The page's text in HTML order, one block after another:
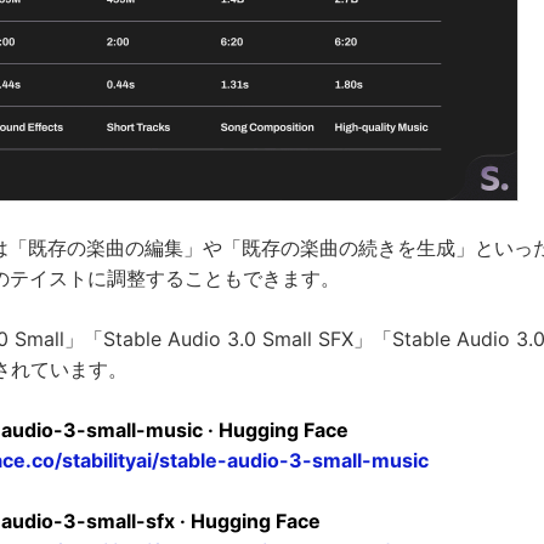
既存の楽曲の編集」や「既存の楽曲の続きを生成」といっ
イストに調整することもできます。
Small」「Stable Audio 3.0 Small SFX」「Stable Audio
ています。
3-small-music · Hugging Face
stabilityai/stable-audio-3-small-music
3-small-sfx · Hugging Face